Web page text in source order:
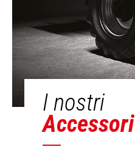
I nostri
Accessori